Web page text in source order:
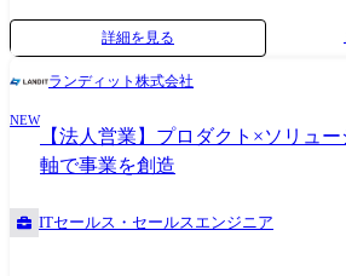
セールス組織のフィールドセールスをご担当いただきます
獲得 ・クライアントとの折衝 ・提案資料作成
詳細を見る
ランディット株式会社
NEW
【法人営業】プロダクト×ソリュ
軸で事業を創造
ITセールス・セールスエンジニア